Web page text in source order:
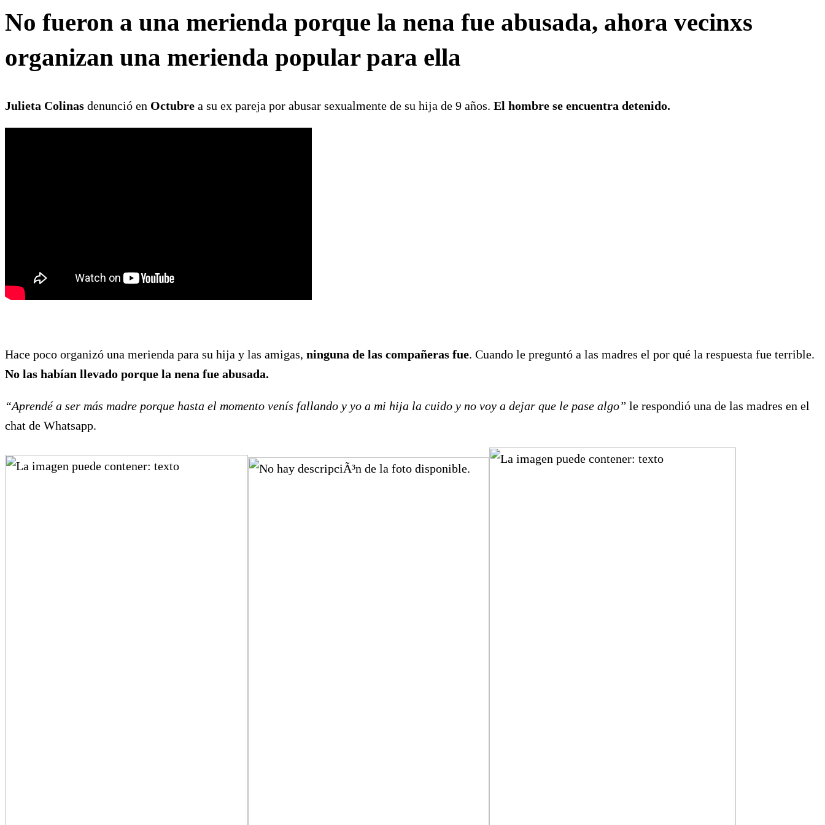
No fueron a una merienda porque la nena fue abusada, ahora vecinxs
organizan una merienda popular para ella
Julieta Colinas denunció en Octubre a su ex pareja por abusar sexualmente de su hija de 9 años. El hombre se encuentra detenido.
Hace poco organizó una merienda para su hija y las amigas, ninguna de las compañeras fue. Cuando le preguntó a las madres el por qué la respuesta fue terrible.
No las habían llevado porque la nena fue abusada.
“Aprendé a ser más madre porque hasta el momento venís fallando y yo a mi hija la cuido y no voy a dejar que le pase algo” le respondió una de las madres en el
chat de Whatsapp.